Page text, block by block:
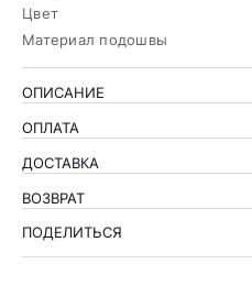
Цвет
Материал подошвы
ОПИСАНИЕ
ОПЛАТА
ДОСТАВКА
ВОЗВРАТ
ПОДЕЛИТЬСЯ